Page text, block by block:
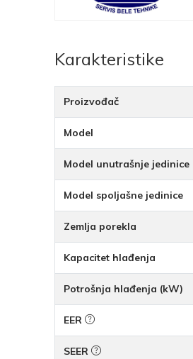
Karakteristike
Proizvođač
Model
Model unutrašnje jedinice
Model spoljašne jedinice
Zemlja porekla
Kapacitet hlađenja
Potrošnja hlađenja (kW)
EER
SEER